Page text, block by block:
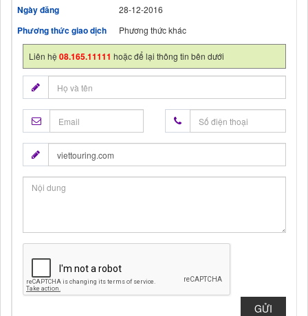
Ngày đăng 28-12-2016
Phương thức giao dịch Phương thức khác
Liên hệ08.165.11111 hoặc để lại thông tin bên dưới
GỬI